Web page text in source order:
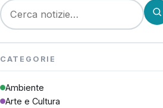
Cerca:
CATEGORIE
Ambiente
Arte e Cultura